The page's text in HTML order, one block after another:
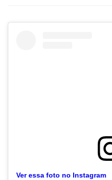
Ver essa foto no Instagram